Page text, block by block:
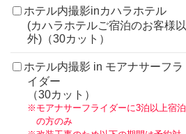
ホテル内撮影inカハラホテル
(カハラホテルご宿泊のお客様以
外)（30カット）
ホテル内撮影 in モアナサーフラ
イダー
（30カット）
※モアナサーフライダーに3泊以上宿泊
の方のみ